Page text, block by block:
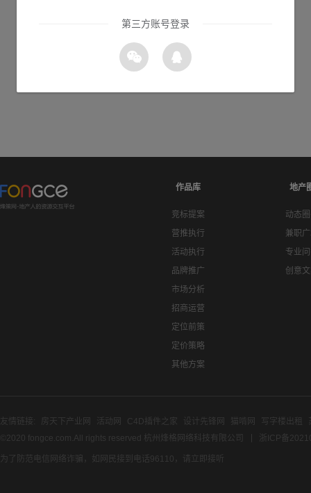
作品库
竞标提案
营推执行
活动执行
品牌推广
市场分析
招商运营
定位前策
定价策略
其他方案
地产
动态
兼职
专业
创意
友情链接: 房天下产业网 活动网 C4D插件之家 设计先锋网 猫啃网 写字楼出租
©2020 fongce.com.All rights reserved 杭州烽格网络科技有限公司
浙ICP备
为了防范电信网络诈骗，如网民接到电话96110，请立即接听
第三方账号登录